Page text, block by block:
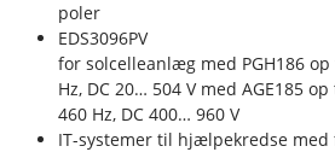
poler
EDS3096PV
for solcelleanlæg med PGH186
Hz, DC 20… 504 V med AGE185
460 Hz, DC 400… 960 V
IT-systemer til hjælpekredse